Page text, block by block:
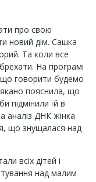
про свою
новий дім. Сашка
Та коли все
На програмі
що говорити будемо
пояснила, що
підмінили їй в
аналіз ДНК жінка
що знущалася над
всіх дітей і
над малим